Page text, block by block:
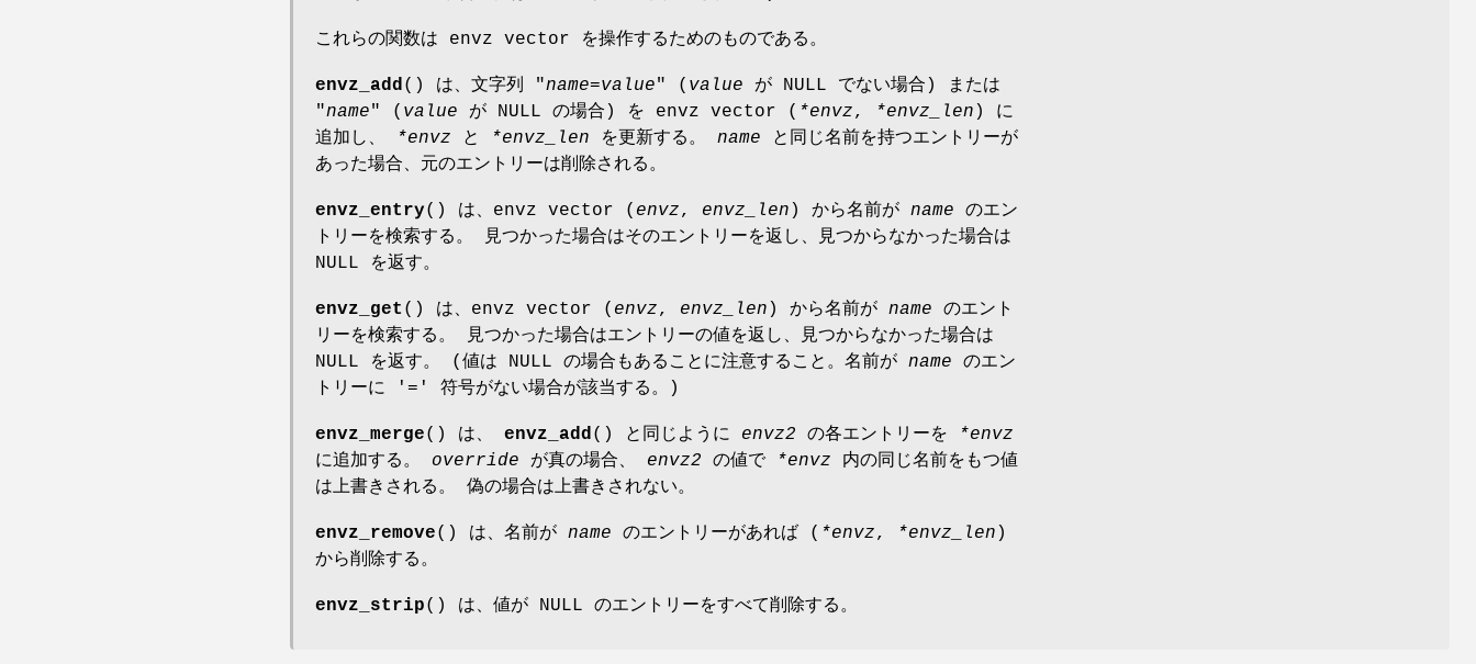
これらの関数は envz vector を操作するためのものである。
envz_add () は、文字列 "name=value" ( value が NULL でない場合) または
"name" ( value が NULL の場合) を envz vector ( *envz, *envz_len ) に
追加し、
*envz と *envz_len を更新する。 name と同じ名前を持つエントリーが
あった場合、元のエントリーは削除される。
envz_entry() は、envz vector ( envz, envz_len ) から名前が name のエン
トリーを検索する。 見つかった場合はそのエントリーを返し、見つからなかった場合は
NULL を返す。
envz_get () は、envz vector ( envz, envz_len ) から名前が name のエント
リーを検索する。 見つかった場合はエントリーの値を返し、見つからなかった場合は
NULL を返す。 (値は NULL の場合もあることに注意すること。名前が name のエン
トリーに '=' 符号がない場合が該当する。)
envz_merge() は、 envz_add () と同じように envz2 の各エントリーを
*envz
に追加する。 override が真の場合、 envz2 の値で *envz 内の同じ名前をもつ値
は上書きされる。 偽の場合は上書きされない。
envz_remove() は、名前が name のエントリーがあれば ( *envz, *envz_len )
から削除する。
envz_strip() は、値が NULL のエントリーをすべて削除する。